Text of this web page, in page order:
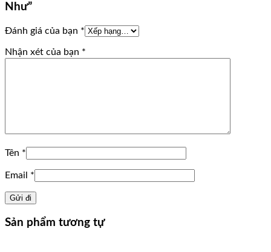
Như”
Đánh giá của bạn *
Nhận xét của bạn *
Tên *
Email *
Sản phẩm tương tự